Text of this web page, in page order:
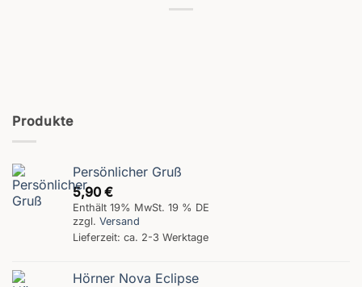
Produkte
Persönlicher Gruß
5,90 €
Enthält 19% MwSt. 19 % DE
zzgl. Versand
Lieferzeit: ca. 2-3 Werktage
Hörner Nova Eclipse